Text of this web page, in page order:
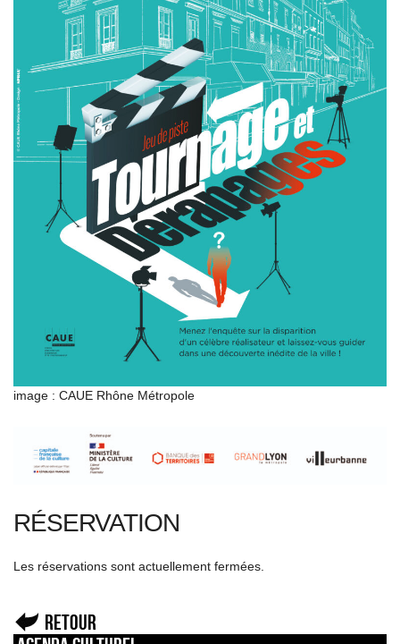
image : CAUE Rhône Métropole
RÉSERVATION
Les réservations sont actuellement fermées.
Retour